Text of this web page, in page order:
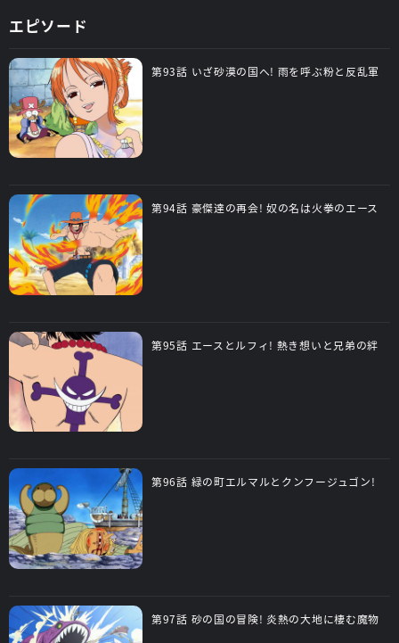
エピソード
第93話 いざ砂漠の国へ! 雨を呼ぶ粉と反乱軍
第94話 豪傑達の再会! 奴の名は火拳のエース
第95話 エースとルフィ! 熱き想いと兄弟の絆
第96話 緑の町エルマルとクンフージュゴン!
第97話 砂の国の冒険! 炎熱の大地に棲む魔物